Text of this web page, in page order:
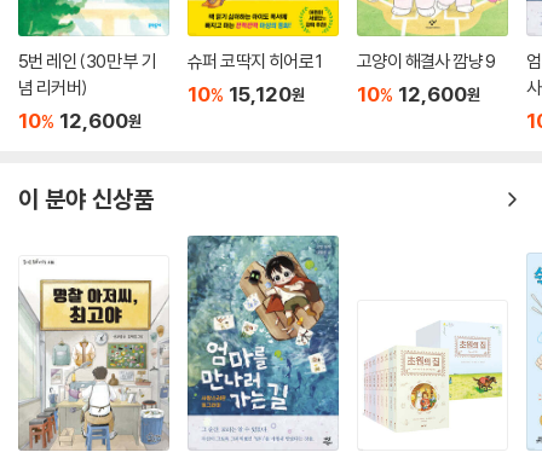
5번 레인 (30만 부 기
념 리커버)
10% 12,600원
슈퍼 코딱지 히어로 1
10% 15,120원
고양이 해결사 깜냥 9
10% 12,600원
이 분야 신상품